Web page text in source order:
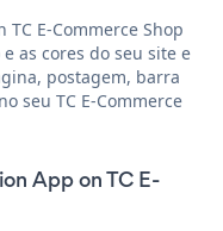
E-Commerce Shop
as cores do seu site e
postagem, barra
seu TC E-Commerce
App on TC E-